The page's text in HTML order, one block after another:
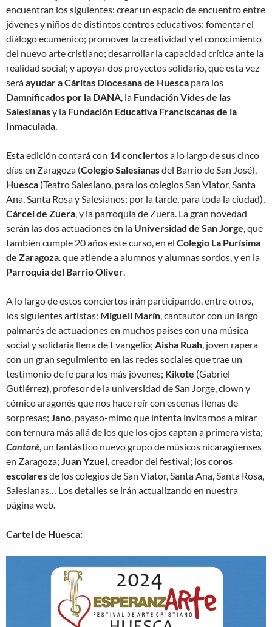
encuentran los siguientes: crear un espacio de encuentro entre
jóvenes y niños de distintos centros educativos; fomentar el
diálogo ecuménico; promover la creatividad y el conocimiento
del nuevo arte cristiano; desarrollar la capacidad crítica ante la
realidad social; y apoyar dos proyectos solidario, que esta vez
seráayudar a Cáritas Diocesana de Huesca para los
Damnificados por la DANA, la Fundación Vides de las
Salesianasy la Fundación Educativa Franciscanas de la
Inmaculada.
Esta edición contará con 14 conciertosa lo largo de sus cinco
días en Zaragoza (Colegio Salesianasdel Barrio de San José),
Huesca (Teatro Salesiano, para los colegios San Viator, Santa
Ana, Santa Rosa y Salesianos; por la tarde, para toda la ciudad),
Cárcel de Zuera, y la parroquia de Zuera. La gran novedad
serán las dos actuaciones en la Universidad de San Jorge, que
también cumple 20 años este curso, en el Colegio La Purísima
de Zaragoza. que atiende a alumnos y alumnas sordos, y en la
Parroquia del Barrio Oliver.
A lo largo de estos conciertos irán participando, entre otros,
los siguientes artistas: Migueli Marín, cantautor con un largo
palmarés de actuaciones en muchos países con una música
social y solidaria llena de Evangelio; Aisha Ruah, joven rapera
con un gran seguimiento en las redes sociales que trae un
testimonio de fe para los más jóvenes; Kikote (Gabriel
Gutiérrez), profesor de la universidad de San Jorge, clown y
cómico aragonés que nos hace reír con escenas llenas de
sorpresas; Jano, payaso-mimo que intenta invitarnos a mirar
con ternura más allá de los que los ojos captan a primera vista;
Cantaré, un fantástico nuevo grupo de músicos nicaragüenses
en Zaragoza; Juan Yzuel, creador del festival; loscoros
escolaresde los colegios de San Viator, Santa Ana, Santa Rosa,
Salesianas… Los detalles se irán actualizando en nuestra
página web.
Cartel de Huesca: